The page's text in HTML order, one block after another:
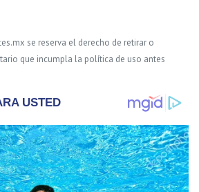
se reserva el derecho de retirar o
que incumpla la política de uso antes